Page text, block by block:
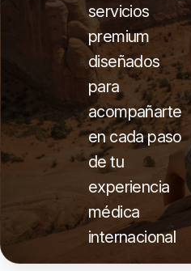
servicios
premium
diseñados
para
acompañarte
en cada paso
de tu
experiencia
médica
internacional